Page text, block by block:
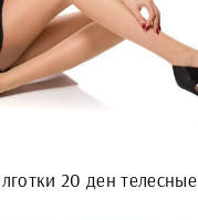
20 ден телесные